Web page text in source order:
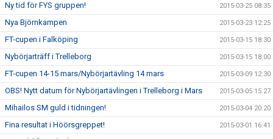
Ny tid för FYS gruppen! 2015-03-25 08:35
Nya Björnkampen 2015-03-23 12:25
FT-cupen i Falköping 2015-03-15 18:30
Nybörjarträff i Trelleborg 2015-03-15 18:00
FT-cupen 14-15 mars/Nybörjartävling 14 mars 2015-03-09 12:30
OBS! Nytt datum för Nybörjartävlingen i Trelleborg i Mars 2015-03-05 15:27
Mihailos SM guld i tidningen! 2015-03-04 20:20
Fina resultat i Höörsgreppet! 2015-03-01 16:41